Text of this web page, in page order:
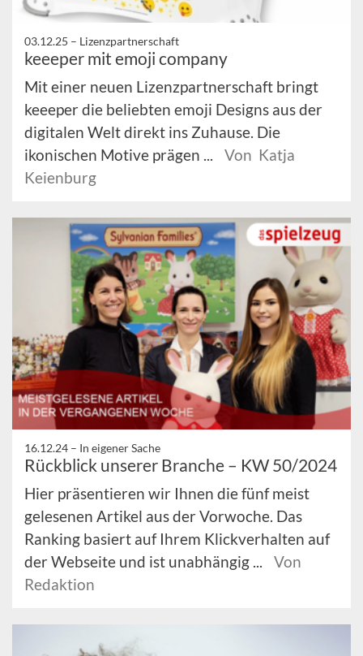
03.12.25 – Lizenzpartnerschaft
keeeper mit emoji company
Mit einer neuen Lizenzpartnerschaft bringt
keeeper die beliebten emoji Designs aus der
digitalen Welt direkt ins Zuhause. Die
ikonischen Motive prägen ...
Von Katja
Keienburg
16.12.24 – In eigener Sache
Rückblick unserer Branche – KW 50/2024
Hier präsentieren wir Ihnen die fünf meist
gelesenen Artikel aus der Vorwoche. Das
Ranking basiert auf Ihrem Klickverhalten auf
der Webseite und ist unabhängig ...
Von
Redaktion